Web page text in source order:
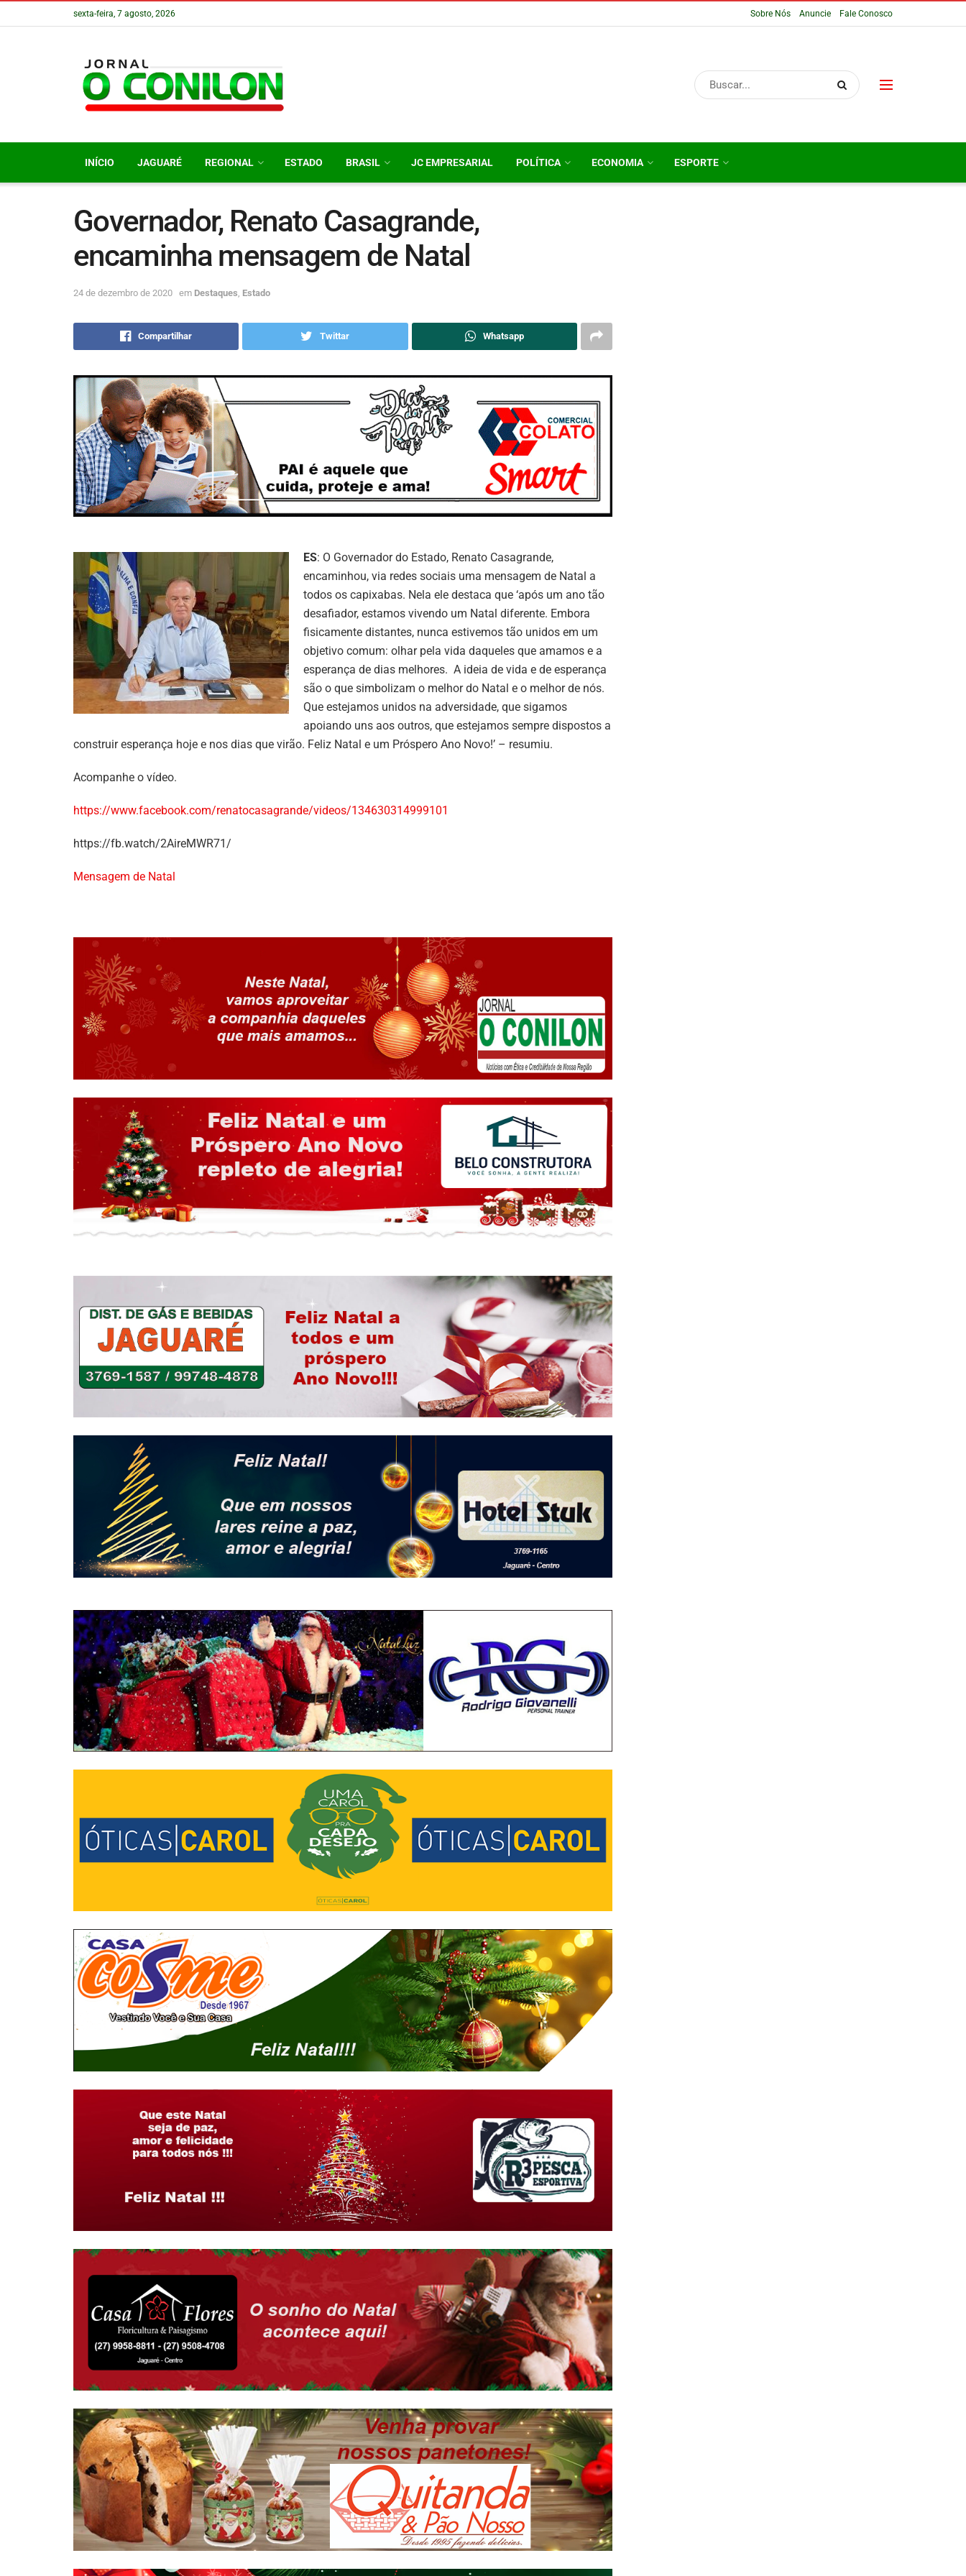
sexta-feira, 7 agosto, 2026 Sobre Nós Anuncie Fale Conosco
INÍCIO JAGUARÉ REGIONAL ESTADO BRASIL JC EMPRESARIAL POLÍTICA ECONOMIA ESPORTE
Governador, Renato Casagrande,
encaminha mensagem de Natal
24 de dezembro de 2020 em Destaques Estado
Compartilhar Twittar Whatsapp
ES: O Governador do Estado, Renato Casagrande,
encaminhou, via redes sociais uma mensagem de Natal a
todos os capixabas. Nela ele destaca que ‘após um ano tão
desafiador, estamos vivendo um Natal diferente. Embora
fisicamente distantes, nunca estivemos tão unidos em um
objetivo comum: olhar pela vida daqueles que amamos e a
esperança de dias melhores. A ideia de vida e de esperança
são o que simbolizam o melhor do Natal e o melhor de nós.
Que estejamos unidos na adversidade, que sigamos
apoiando uns aos outros, que estejamos sempre dispostos a
construir esperança hoje e nos dias que virão. Feliz Natal e um Próspero Ano Novo!’ – resumiu.
Acompanhe o vídeo.
https://www.facebook.com/renatocasagrande/videos/134630314999101
https://fb.watch/2AireMWR71/
Mensagem de Natal